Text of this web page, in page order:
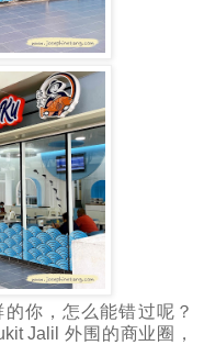
你，怎么能错过呢？
Jalil 外围的商业圈，